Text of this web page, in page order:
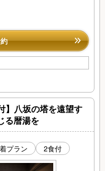
】八坂の塔を遠望す
る暦湯を
プラン 2食付